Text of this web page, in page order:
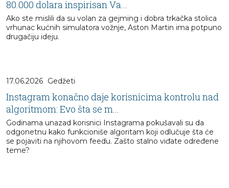
80.000 dolara inspirisan Va...
Ako ste mislili da su volan za gejming i dobra trkačka stolica
vrhunac kućnih simulatora vožnje, Aston Martin ima potpuno
drugačiju ideju.
17.06.2026 Gedžeti
Instagram konačno daje korisnicima kontrolu nad
algoritmom: Evo šta se m...
Godinama unazad korisnici Instagrama pokušavali su da
odgonetnu kako funkcioniše algoritam koji odlučuje šta će
se pojaviti na njihovom feedu. Zašto stalno viđate određene
teme?